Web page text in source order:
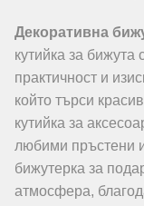
Декоративна
кутийка за бижута
практичност и
който търси
кутийка за
любими пръстени
бижутерка за
атмосфера,